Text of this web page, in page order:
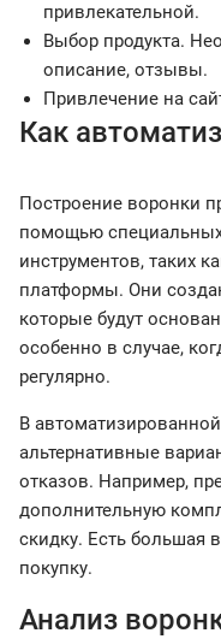
привлекательной.
Выбор продукта.
описание, отзывы.
Привлечение на
Как
Построение воронки
помощью
инструментов, таких
платформы. Они
которые будут
особенно в случае,
регулярно.
В
альтернативные
отказов. Например,
дополнительную
скидку. Есть большая
покупку.
Анализ